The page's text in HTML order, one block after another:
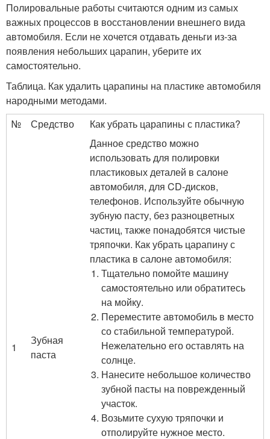
Полировальные работы считаются одним из самых
важных процессов в восстановлении внешнего вида
автомобиля. Если не хочется отдавать деньги из-за
появления небольших царапин, уберите их
самостоятельно.
Таблица. Как удалить царапины на пластике автомобиля
народными методами.
№
Средство Как убрать царапины с пластика?
1
Зубная
паста
Данное средство можно
использовать для полировки
пластиковых деталей в салоне
автомобиля, для CD-дисков,
телефонов. Используйте обычную
зубную пасту, без разноцветных
частиц, также понадобятся чистые
тряпочки. Как убрать царапину с
пластика в салоне автомобиля:
Тщательно помойте машину
самостоятельно или обратитесь
на мойку.
Переместите автомобиль в место
со стабильной температурой.
Нежелательно его оставлять на
солнце.
Нанесите небольшое количество
зубной пасты на поврежденный
участок.
Возьмите сухую тряпочки и
отполируйте нужное место.